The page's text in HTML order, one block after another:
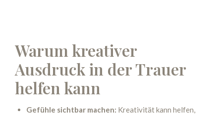
Warum kreativer
Ausdruck in der Trauer
helfen kann
Gefühle sichtbar machen: Kreativität kann helfen,